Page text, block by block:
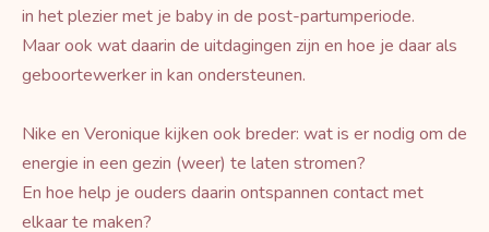
in het plezier met je baby in de post-partumperiode.
Maar ook wat daarin de uitdagingen zijn en hoe je daar als
geboortewerker in kan ondersteunen.
Nike en Veronique kijken ook breder: wat is er nodig om de
energie in een gezin (weer) te laten stromen?
En hoe help je ouders daarin ontspannen contact met
elkaar te maken?